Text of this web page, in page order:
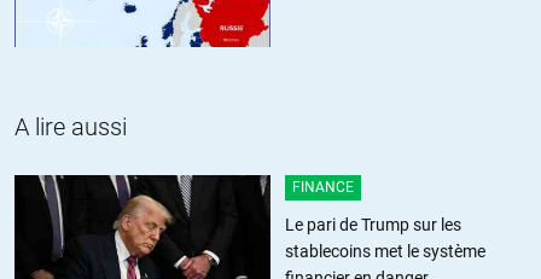
Je sais bien que tout le monde a le droit d’assister a un procès
dans la limite des places disponible. Mon propos n’est pas là, mais
//10.03.2019 à 09h11
Je vous soutiens totalement.
A lire aussi
FINANCE
Le pari de Trump sur les
stablecoins met le système